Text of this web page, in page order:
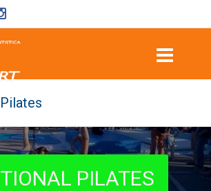
PILATES